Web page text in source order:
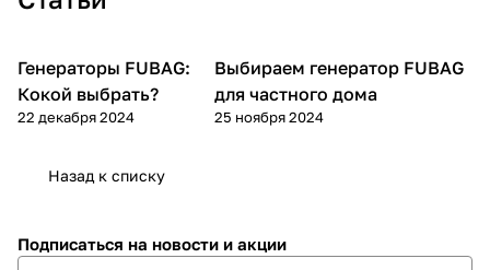
Генераторы
Генераторы FUBAG:
Кокой выбрать?
22 декабря 2024
Генераторы
Выбираем генератор FUBAG
для частного дома
25 ноября 2024
Назад к списку
Подписаться на новости и акции